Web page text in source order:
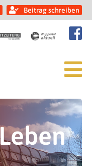
Beitrag schreiben